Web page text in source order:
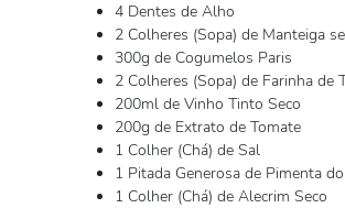
4 Dentes de Alho
2 Colheres (Sopa) de Manteiga
300g de Cogumelos Paris
2 Colheres (Sopa) de Farinha de
200ml de Vinho Tinto Seco
200g de Extrato de Tomate
1 Colher (Chá) de Sal
1 Pitada Generosa de Pimenta
1 Colher (Chá) de Alecrim Seco